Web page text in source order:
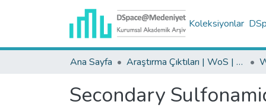
Koleksiyonlar
Ana Sayfa Araştırma Çıktıları | WoS | Scopus | TR-Dizin | PubMed
Secondary